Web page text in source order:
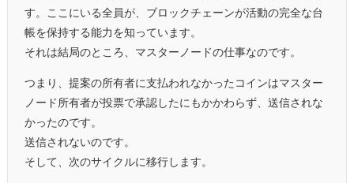
す。ここにいる全員が、ブロックチェーンが活動の完全な台
帳を保持する能力を知っています。
それは結局のところ、マスターノードの仕事なのです。
つまり、提案の所有者に支払われなかったコインはマスター
ノード所有者が投票で承認したにもかかわらず、送信されな
かったのです。
送信されないのです。
そして、次のサイクルに移行します。